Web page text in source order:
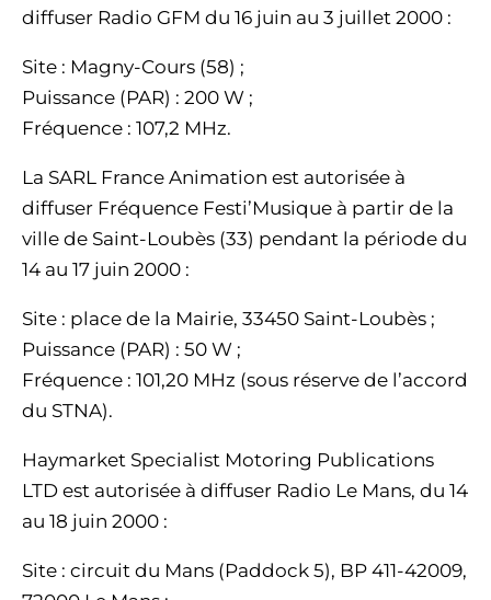
diffuser Radio GFM du 16 juin au 3 juillet 2000 :
Site : Magny-Cours (58) ;
Puissance (PAR) : 200 W ;
Fréquence : 107,2 MHz.
La SARL France Animation est autorisée à
diffuser Fréquence Festi’Musique à partir de la
ville de Saint-Loubès (33) pendant la période du
14 au 17 juin 2000 :
Site : place de la Mairie, 33450 Saint-Loubès ;
Puissance (PAR) : 50 W ;
Fréquence : 101,20 MHz (sous réserve de l’accord
du STNA).
Haymarket Specialist Motoring Publications
LTD est autorisée à diffuser Radio Le Mans, du 14
au 18 juin 2000 :
Site : circuit du Mans (Paddock 5), BP 411-42009,